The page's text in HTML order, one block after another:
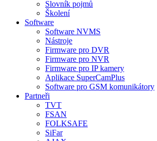
Slovník pojmů
Školení
Software
Software NVMS
Nástroje
Firmware pro DVR
Firmware pro NVR
Firmware pro IP kamery
Aplikace SuperCamPlus
Software pro GSM komunikátory
Partneři
TVT
FSAN
FOLKSAFE
SiFar